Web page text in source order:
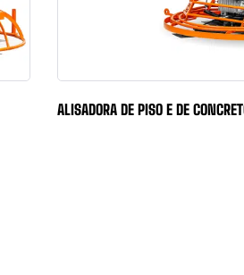
ALISADORA DE PISO E DE